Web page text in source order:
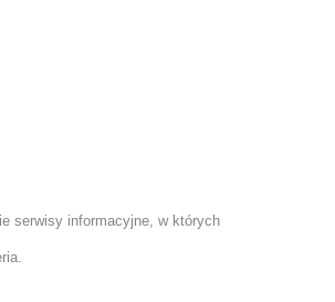
serwisy informacyjne, w których